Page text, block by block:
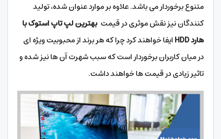
متنوع برخوردار می باشد. علاوه بر موارد عنوان شده، تولید
کنندگان نیز نقش موثری در قیمت بهترین لپ تاپ استوک با
هارد HDD
ایفا خواهند کرد چرا که هر برند از محبوبیت ویژه ای
در میان کاربران برخوردار است که سبب شهرت آن ها نیز شده و
تاثیر زیادی در قیمت ها خواهند داشت.